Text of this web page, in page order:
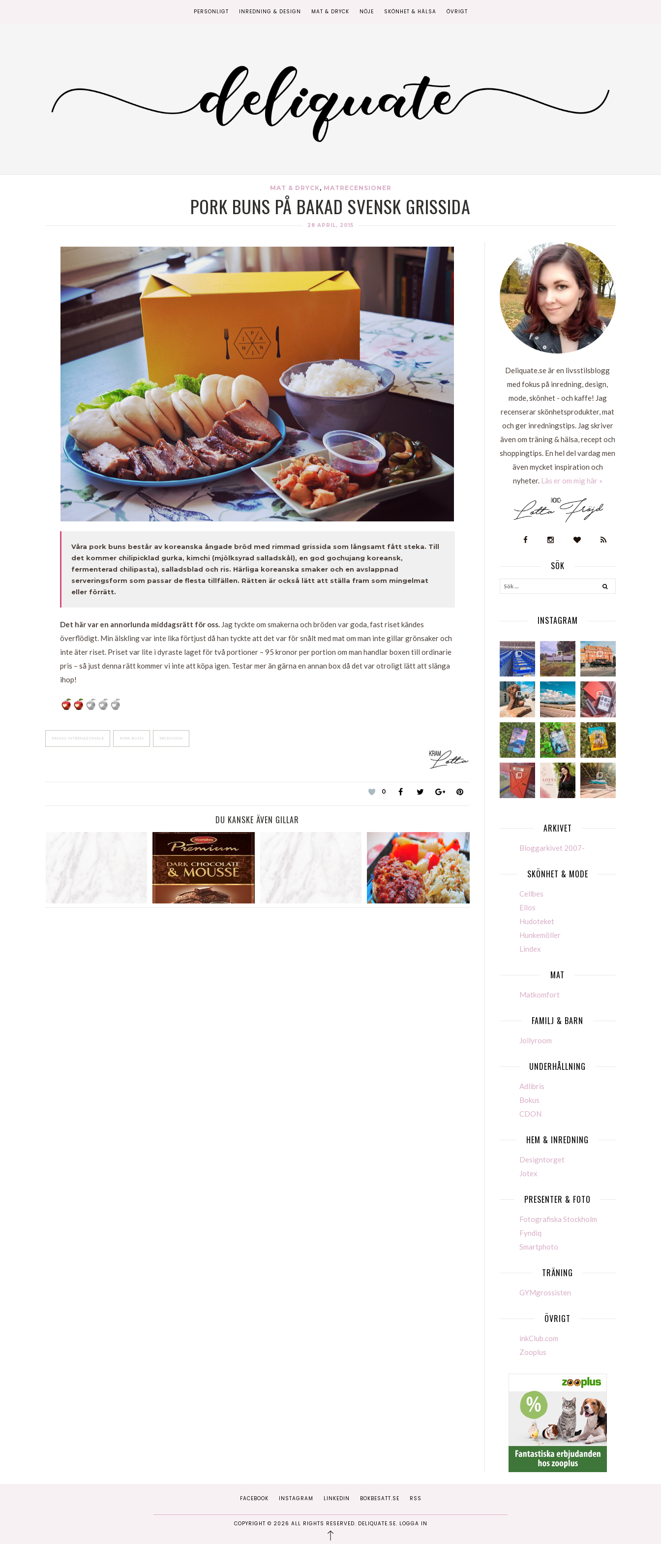
PERSONLIGT INREDNING & DESIGN MAT & DRYCK NÖJE SKÖNHET & HÄLSA ÖVRIGT
MAT & DRYCK, MATRECENSIONER
PORK BUNS PÅ BAKAD SVENSK GRISSIDA
28 APRIL, 2015
Våra pork buns består av koreanska ångade bröd med rimmad grissida som långsamt fått steka. Till
det kommer chilipicklad gurka, kimchi (mjölksyrad salladskål), en god gochujang koreansk,
fermenterad chilipasta), salladsblad och ris. Härliga koreanska smaker och en avslappnad
serveringsform som passar de flesta tillfällen. Rätten är också lätt att ställa fram som mingelmat
eller förrätt.
Det här var en annorlunda middagsrätt för oss. Jag tyckte om smakerna och bröden var goda, fast riset kändes
överflödigt. Min älskling var inte lika förtjust då han tyckte att det var för snålt med mat om man inte gillar grönsaker och
inte äter riset. Priset var lite i dyraste laget för två portioner – 95 kronor per portion om man handlar boxen till ordinarie
pris – så just denna rätt kommer vi inte att köpa igen. Testar mer än gärna en annan box då det var otroligt lätt att slänga
ihop!
PANINI INTERNAZIONALE PORK BUNS RECENSION
0
DU KANSKE ÄVEN GILLAR
Deliquate.se är en livsstilsblogg
med fokus på inredning, design,
mode, skönhet - och kaffe! Jag
recenserar skönhetsprodukter, mat
och ger inredningstips. Jag skriver
även om träning & hälsa, recept och
shoppingtips. En hel del vardag men
även mycket inspiration och
nyheter. Läs er om mig här »
SÖK
INSTAGRAM
ARKIVET
Bloggarkivet 2007-
SKÖNHET & MODE
Cellbes
Ellos
Hudoteket
Hunkemöller
Lindex
MAT
Matkomfort
FAMILJ & BARN
Jollyroom
UNDERHÅLLNING
Adlibris
Bokus
CDON
HEM & INREDNING
Designtorget
Jotex
PRESENTER & FOTO
Fotografiska Stockholm
Fyndiq
Smartphoto
TRÄNING
GYMgrossisten
ÖVRIGT
inkClub.com
Zooplus
FACEBOOK INSTAGRAM LINKEDIN BOKBESATT.SE RSS
COPYRIGHT © 2026 ALL RIGHTS RESERVED. DELIQUATE.SE. LOGGA IN